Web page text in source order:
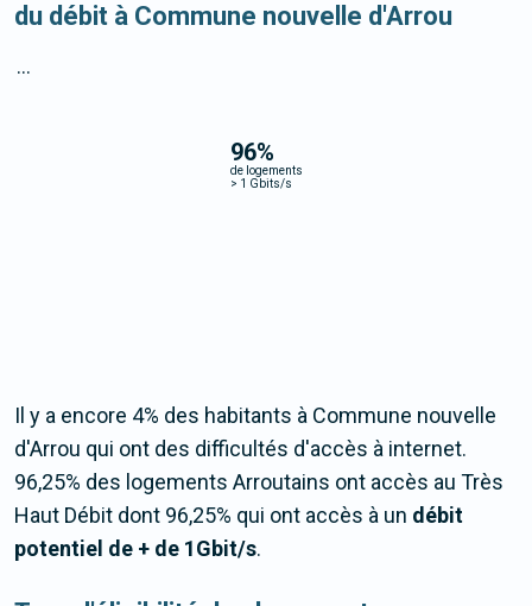
du débit à Commune nouvelle d'Arrou
96%
de logements
> 1 Gbits/s
...
Il y a encore 4% des habitants à Commune nouvelle
d'Arrou qui ont des difficultés d'accès à internet.
96,25% des logements Arroutains ont accès au Très
Haut Débit dont 96,25% qui ont accès à un débit
potentiel de + de 1Gbit/s.